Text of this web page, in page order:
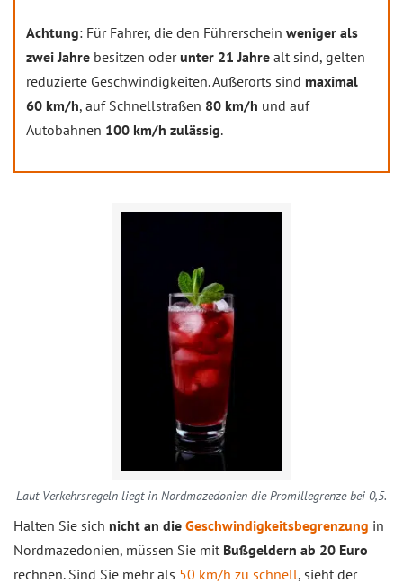
Achtung: Für Fahrer, die den Führerschein weniger als
zwei Jahre besitzen oderunter 21 Jahre alt sind, gelten
reduzierte Geschwindigkeiten. Außerorts sind maximal
60 km/h, auf Schnellstraßen 80 km/h und auf
Autobahnen 100 km/h zulässig.
Laut Verkehrsregeln liegt in Nordmazedonien die Promillegrenze bei 0,5.
Halten Sie sich nicht an die Geschwindigkeitsbegrenzung in
Nordmazedonien, müssen Sie mit Bußgeldern ab 20 Euro
rechnen. Sind Sie mehr als 50 km/h zu schnell, sieht der